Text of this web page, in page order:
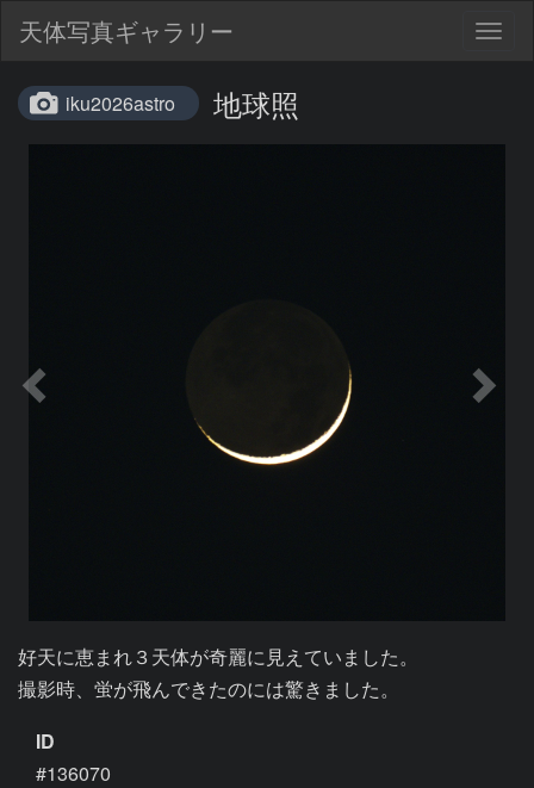
天体写真ギャラリー
iku2026astro 地球照
好天に恵まれ３天体が奇麗に見えていました。
撮影時、蛍が飛んできたのには驚きました。
ID
#136070